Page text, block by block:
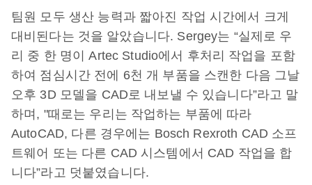
팀원 모두 생산 능력과 짧아진 작업 시간에서 크게
대비된다는 것을 알았습니다. Sergey는 “실제로 우
리 중 한 명이 Artec Studio에서 후처리 작업을 포함
하여 점심시간 전에 6천 개 부품을 스캔한 다음 그날
오후 3D 모델을 CAD로 내보낼 수 있습니다”라고 말
하며, "때로는 우리는 작업하는 부품에 따라
AutoCAD, 다른 경우에는 Bosch Rexroth CAD 소프
트웨어 또는 다른 CAD 시스템에서 CAD 작업을 합
니다”라고 덧붙였습니다.